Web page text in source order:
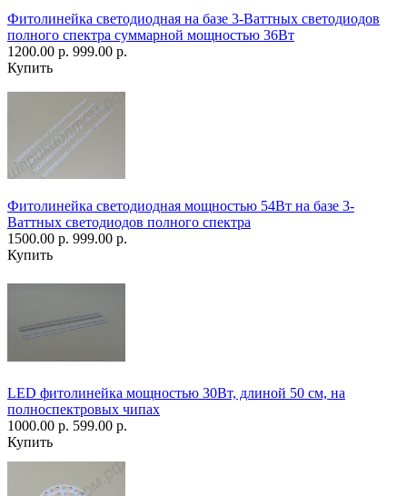
Фитолинейка светодиодная на базе 3-Ваттных светодиодов
полного спектра суммарной мощностью 36Вт
1200.00 р. 999.00 р.
Купить
Фитолинейка светодиодная мощностью 54Вт на базе 3-
Ваттных светодиодов полного спектра
1500.00 р. 999.00 р.
Купить
LED фитолинейка мощностью 30Вт, длиной 50 см, на
полноспектровых чипах
1000.00 р. 599.00 р.
Купить